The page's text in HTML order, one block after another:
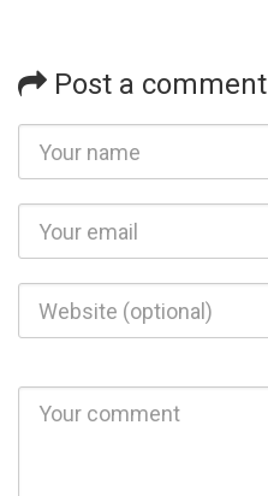
Post a comment